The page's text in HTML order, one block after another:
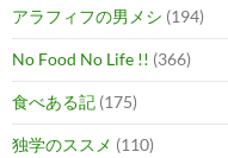
アラフィフの男メシ (194)
No Food No Life !! (366)
食べある記 (175)
独学のススメ (110)